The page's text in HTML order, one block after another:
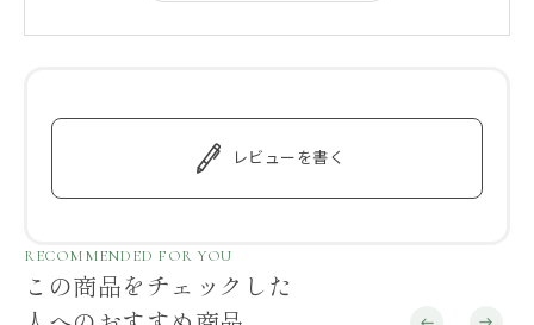
レビューを書く
RECOMMENDED FOR YOU
この商品をチェックした